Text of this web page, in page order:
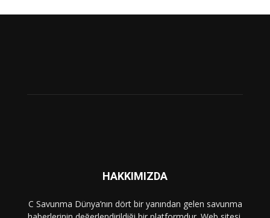
HAKKIMIZDA
C Savunma Dünya’nın dört bir yanından gelen savunma